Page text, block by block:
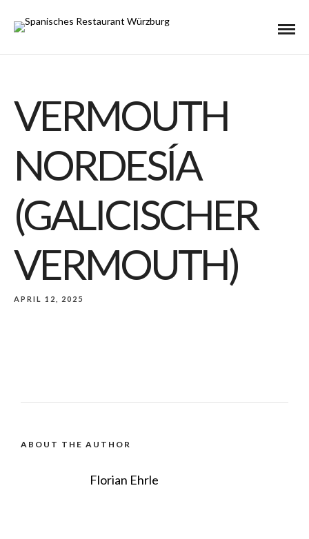
VERMOUTH
NORDESÍA
(GALICISCHER
VERMOUTH)
APRIL 12, 2025
ABOUT THE AUTHOR
Florian Ehrle